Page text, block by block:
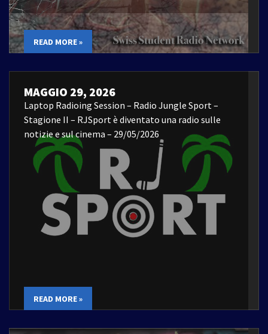
READ MORE »
MAGGIO 29, 2026
Laptop Radioing Session – Radio Jungle Sport –
Stagione II – RJSport è diventato una radio sulle
notizie e sul cinema – 29/05/2026
READ MORE »